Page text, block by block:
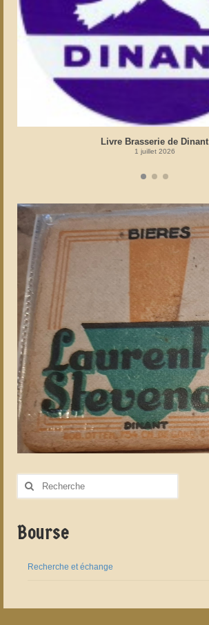
Livre Brasserie de Dinant
1 juillet 2026
Rechercher
Bourse
Recherche et échange